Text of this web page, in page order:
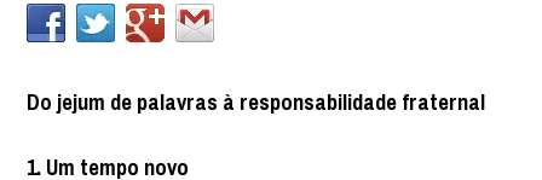
Do jejum de palavras à responsabilidade fraternal
1. Um tempo novo